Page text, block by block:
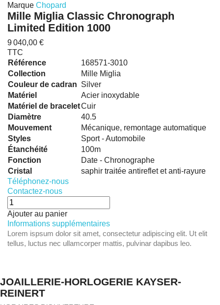
Marque Chopard
Mille Miglia Classic Chronograph
Limited Edition 1000
9 040,00 €
TTC
Référence
168571-3010
Collection
Mille Miglia
Couleur de cadran Silver
Matériel
Acier inoxydable
Matériel de braceletCuir
Diamètre
40.5
Mouvement
Mécanique, remontage automatique
Styles
Sport - Automobile
Étanchéité
100m
Fonction
Date - Chronographe
Cristal
saphir traitée antireflet et anti-rayure
Téléphonez-nous
Contactez-nous
Ajouter au panier
Informations supplémentaires
Lorem ispsum dolor sit amet, consectetur adipiscing elit. Ut elit
tellus, luctus nec ullamcorper mattis, pulvinar dapibus leo.
JOAILLERIE-HORLOGERIE KAYSER-
REINERT